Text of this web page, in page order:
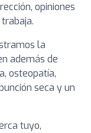
opiniones
la
además de
osteopatía,
seca y un
tuyo,